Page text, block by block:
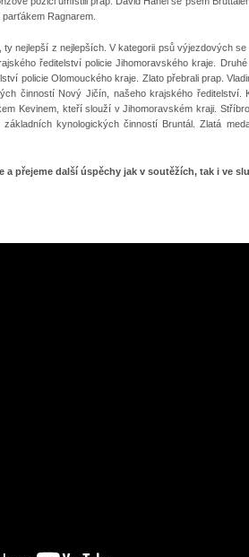
Ragnarem.
ty nejlepší z nejlepších. V kategorii psů výjezdových
ředitelství policie Jihomoravského kraje.
policie Olomouckého kraje. Zlato přebrali prap.
činností Nový Jičín, našeho krajského ředitelství.
Kevinem, kteří slouží v Jihomoravském kraji.
kynologických činností Bruntál. Zlatá
a přejeme další úspěchy jak v soutěžích, tak i ve